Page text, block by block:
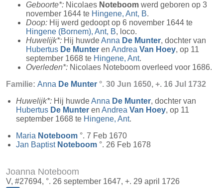
Geboorte*: Nicolaes Noteboom werd geboren op 3
november 1644 te Hingene, Ant, B.
Doop: Hij werd gedoopt op 6 november 1644 te
Hingene (Bornem), Ant, B, loco.
Huwelijk*: Hij huwdeAnna De Munter, dochter van
Hubertus De Munter en Andrea Van Hoey, op 11
september 1668 te Hingene, Ant.
Overleden*: Nicolaes Noteboom overleed voor 1686.
Familie: Anna De Munter °. 30 Jun 1650, +. 16 Jul 1732
Huwelijk*: Hij huwdeAnna De Munter, dochter van
Hubertus De Munter en Andrea Van Hoey, op 11
september 1668 te Hingene, Ant.
Maria Noteboom °. 7 Feb 1670
Jan Baptist Noteboom °. 26 Feb 1678
Joanna Noteboom
V, #27694, °. 26 september 1647, +. 29 april 1726